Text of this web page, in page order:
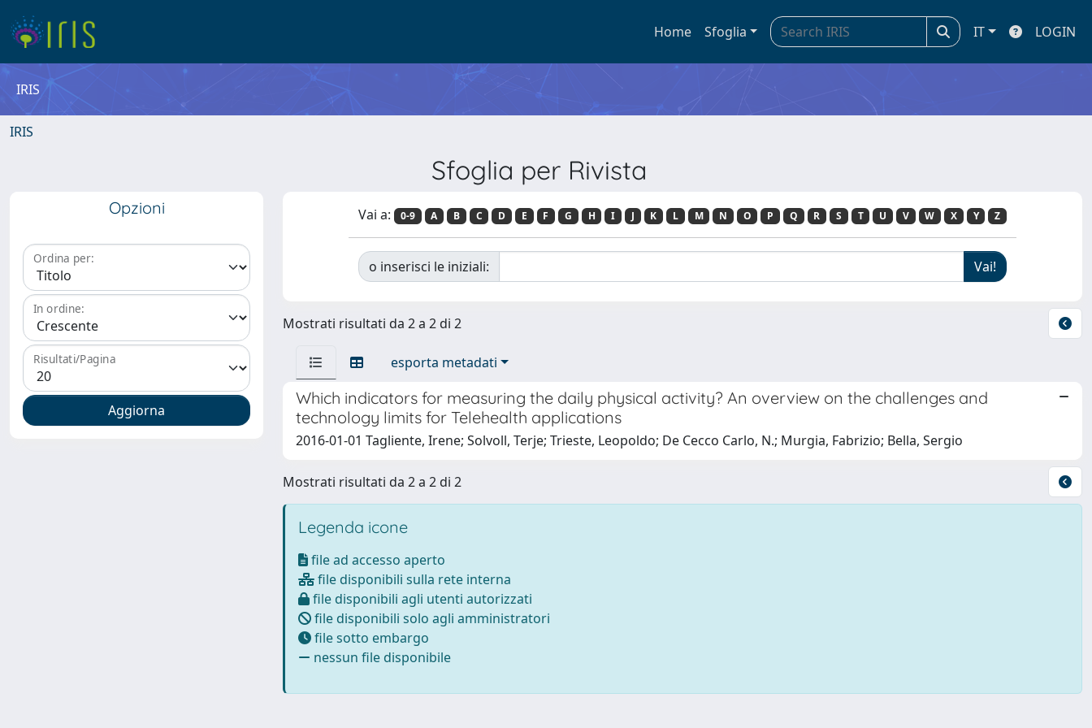
Home Sfoglia IT LOGIN
IRIS
IRIS
Sfoglia per Rivista
Opzioni
Ordina per:
In ordine:
Risultati/Pagina
Vai a: 0-9 A B C D E F G H I J K L M N O P Q R S T U V W X Y Z
o inserisci le iniziali:
Mostrati risultati da 2 a 2 di 2
esporta metadati
Which indicators for measuring the daily physical activity? An overview on the challenges and
technology limits for Telehealth applications
2016-01-01 Tagliente, Irene; Solvoll, Terje; Trieste, Leopoldo; De Cecco Carlo, N.; Murgia, Fabrizio; Bella, Sergio
Mostrati risultati da 2 a 2 di 2
Legenda icone
file ad accesso aperto
file disponibili sulla rete interna
file disponibili agli utenti autorizzati
file disponibili solo agli amministratori
file sotto embargo
nessun file disponibile